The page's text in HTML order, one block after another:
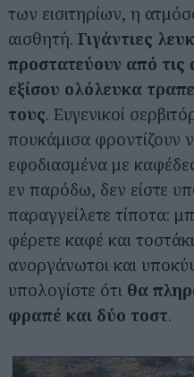
των εισιτηρίων, η
αισθητή. Γιγάντιες
προστατεύουν από τις
εξίσου ολόλευκα
τους. Ευγενικοί
πουκάμισα φροντίζουν
εφοδιασμένα με
εν παρόδω, δεν είστε
παραγγείλετε τίποτα:
φέρετε καφέ και
ανοργάνωτοι και
υπολογίστε ότι θα
φραπέ και δύο τοστ.